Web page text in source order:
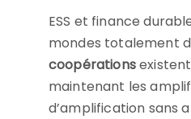
ESS et finance
mondes totalement
coopérations
maintenant les
d’amplification sans